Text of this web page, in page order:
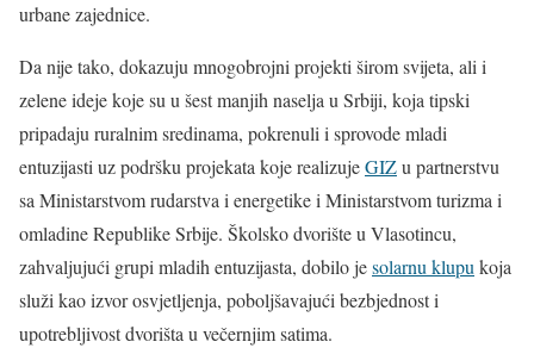
urbane zajednice.
Da nije tako, dokazuju mnogobrojni projekti širom svijeta, ali i
zelene ideje koje su u šest manjih naselja u Srbiji, koja tipski
pripadaju ruralnim sredinama, pokrenuli i sprovode mladi
entuzijasti uz podršku projekata koje realizujeGIZu partnerstvu
sa Ministarstvom rudarstva i energetike i Ministarstvom turizma i
omladine Republike Srbije. Školsko dvorište u Vlasotincu,
zahvaljujući grupi mladih entuzijasta, dobilo jesolarnu klupukoja
služi kao izvor osvjetljenja, poboljšavajući bezbjednost i
upotrebljivost dvorišta u večernjim satima.